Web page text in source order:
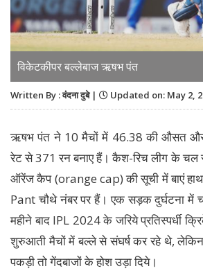
विकेटकीपर बल्लेबाज ऋषभ पंत
Written By : वंंदना दुबे | Updated on: May 2,
ऋषभ पंत ने 10 मैचों में 46.38 की औसत
रेट से 371 रन बनाए हैं। कैश-रिच लीग के चल
ऑरेंज कैप (orange cap) की सूची में बाएं
Pant चौथे नंबर पर हैं। एक सड़क दुर्घटना में
महीने बाद IPL 2024 के जरिये प्रतिस्पर्धी
शुरुआती मैचों में बल्ले से संघर्ष कर रहे थे,
पकड़ी तो गेंदबाजों के होश उड़ा दिये।